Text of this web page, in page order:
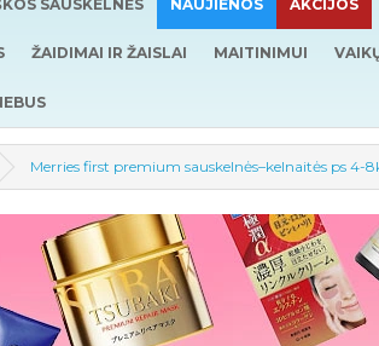
SAUSKELNĖS NAUJIENOS AKCIJOS
ŽAIDIMAI IR ŽAISLAI MAITINIMUI
Merries first premium sauskelnės–kelnaitės ps 4-